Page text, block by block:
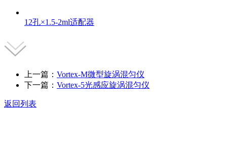
12孔×1.5-2ml适配器
上一篇： Vortex-M微型旋涡混匀仪
下一篇： Vortex-5光感应旋涡混匀仪
返回列表